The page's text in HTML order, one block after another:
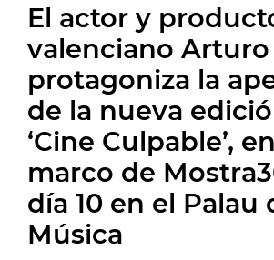
El actor y
valenciano Arturo
protagoniza la
de la nueva
‘Cine Culpable’,
marco de
día 10 en el Palau
Música